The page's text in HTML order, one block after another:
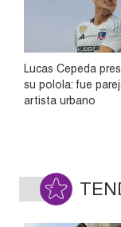
Lucas Cepeda
su polola: fue
artista urbano